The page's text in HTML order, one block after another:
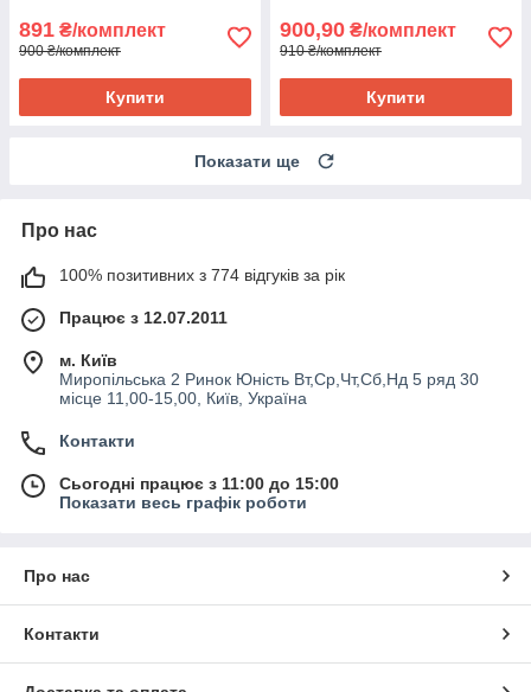
891 ₴/комплект
900 ₴/комплект
Купити
900,90 ₴/комплект
910 ₴/комплект
Купити
Показати ще
Про нас
100% позитивних з 774 відгуків за рік
Працює з 12.07.2011
м. Київ
Миропільська 2 Ринок Юність Вт,Ср,Чт,Сб,Нд 5 ряд 30
місце 11,00-15,00, Київ, Україна
Контакти
Сьогодні працює з 11:00 до 15:00
Показати весь графік роботи
Про нас
Контакти